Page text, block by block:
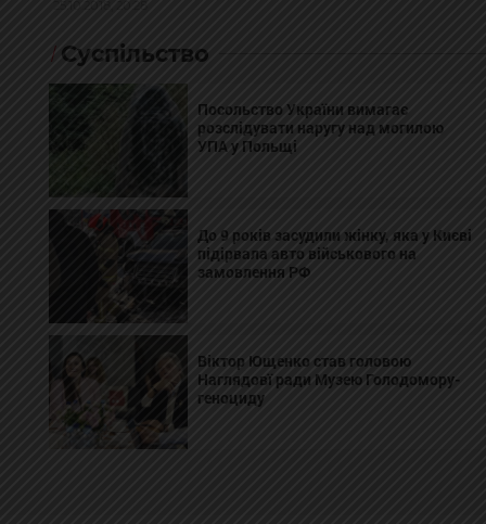
Суспільство
Посольство України вимагає
розслідувати наругу над могилою
УПА у Польщі
До 9 років засудили жінку, яка у Києві
підірвала авто військового на
замовлення РФ
Віктор Ющенко став головою
Наглядовї ради Музею Голодомору-
геноциду